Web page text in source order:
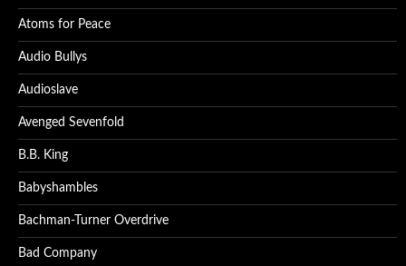
Atoms for Peace
Audio Bullys
Audioslave
Avenged Sevenfold
B.B. King
Babyshambles
Bachman-Turner Overdrive
Bad Company